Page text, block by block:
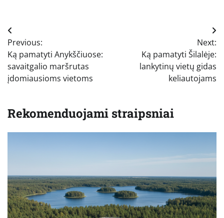
Navigacija
tarp
įrašų
Previous:
Ką pamatyti Anykščiuose:
savaitgalio maršrutas
įdomiausioms vietoms
Next:
Ką pamatyti Šilalėje:
lankytinų vietų gidas
keliautojams
Rekomenduojami straipsniai